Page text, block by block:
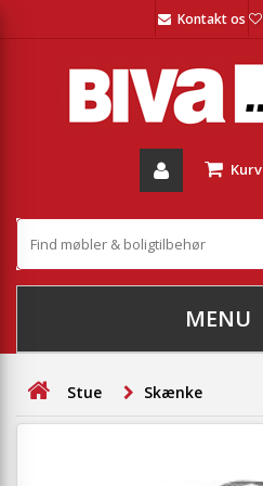
Kontakt os
Kurv
MENU
STUE
Stue Skænke